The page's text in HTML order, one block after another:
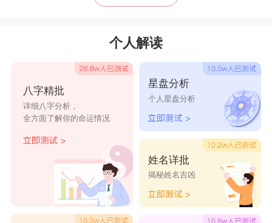
单慈
单蒙 单歆 单诗
单澜 单婧 单绮
单素 单惜
个人解读
八字精批
详细八字分析，
全方面了解你的命运情况
星盘分析
个人星盘分析
姓名详批
揭秘姓名吉凶